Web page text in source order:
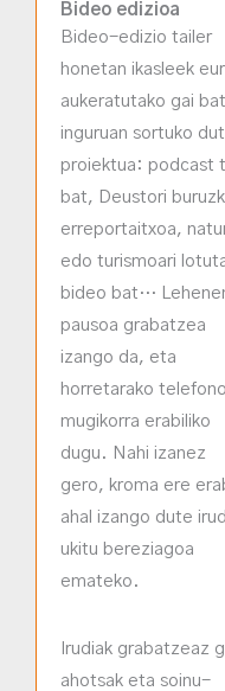
Bideo edizioa
Bideo-edizio tailer
honetan ikasleek
aukeratutako gai
inguruan sortuko
proiektua: podcast
bat, Deustori
erreportaitxoa,
edo turismoari
bideo bat…
pausoa grabatzea
izango da, eta
horretarako telefono
mugikorra erabiliko
dugu. Nahi izanez
gero, kroma ere
ahal izango dute
ukitu bereziagoa
emateko.
Irudiak grabatzeaz
ahotsak eta soinu-